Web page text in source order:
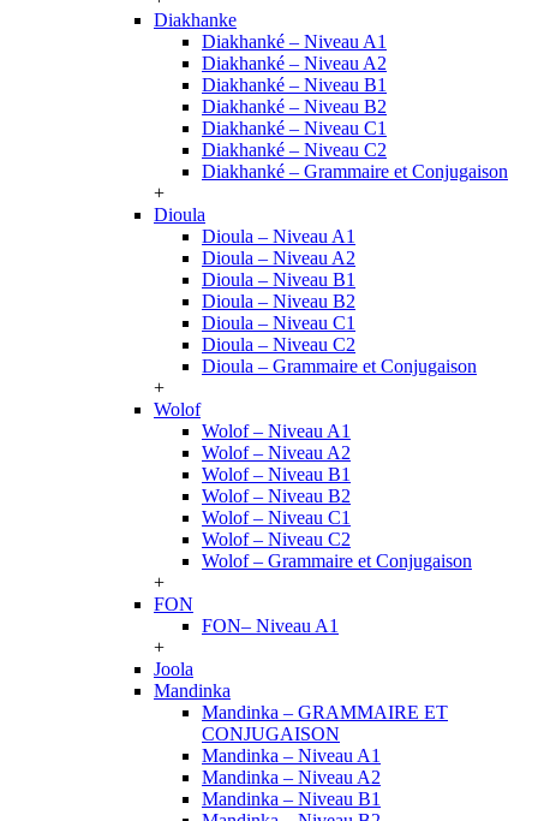
Diakhanke
Diakhanké – Niveau A1
Diakhanké – Niveau A2
Diakhanké – Niveau B1
Diakhanké – Niveau B2
Diakhanké – Niveau C1
Diakhanké – Niveau C2
Diakhanké – Grammaire et Conjugaison
+
Dioula
Dioula – Niveau A1
Dioula – Niveau A2
Dioula – Niveau B1
Dioula – Niveau B2
Dioula – Niveau C1
Dioula – Niveau C2
Dioula – Grammaire et Conjugaison
+
Wolof
Wolof – Niveau A1
Wolof – Niveau A2
Wolof – Niveau B1
Wolof – Niveau B2
Wolof – Niveau C1
Wolof – Niveau C2
Wolof – Grammaire et Conjugaison
+
FON
FON– Niveau A1
+
Joola
Mandinka
Mandinka – GRAMMAIRE ET
CONJUGAISON
Mandinka – Niveau A1
Mandinka – Niveau A2
Mandinka – Niveau B1